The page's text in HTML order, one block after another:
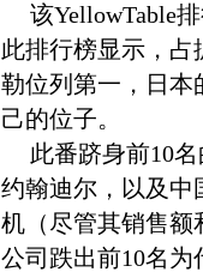
该YellowTable
此排行榜显示，
勒位列第一，日本
己的位子。
此番跻身前10
约翰迪尔，以及中
机（尽管其销售额
公司跌出前10名为